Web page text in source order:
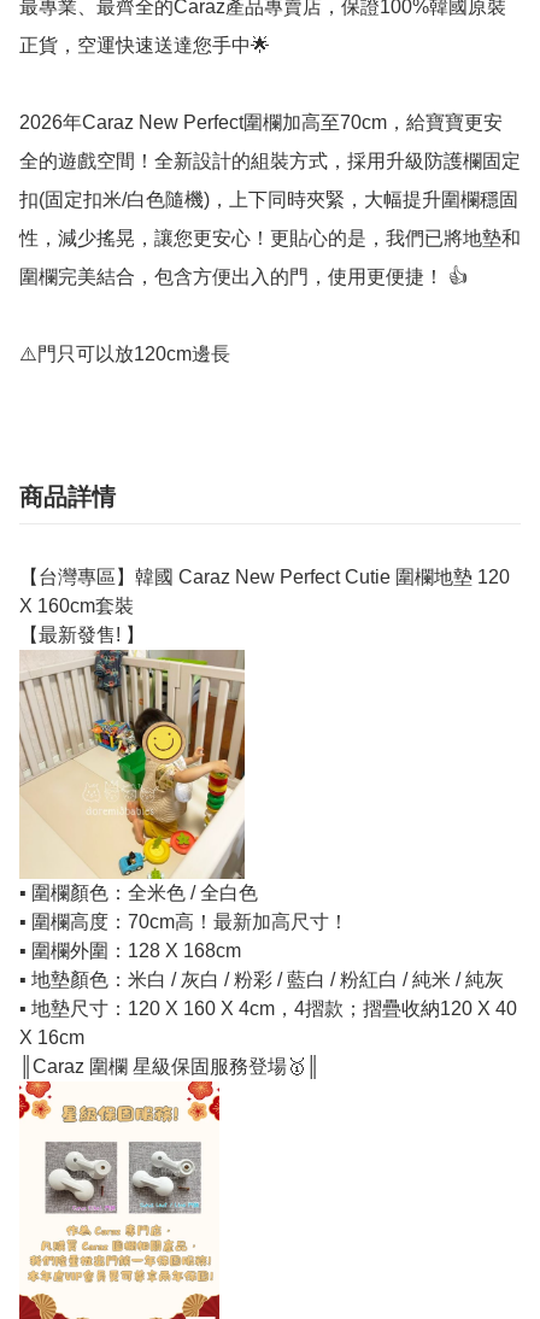
最專業、最齊全的Caraz產品專賣店，保證100%韓國原裝
正貨，空運快速送達您手中🌟
2026年Caraz New Perfect圍欄加高至70cm，給寶寶更安
全的遊戲空間！全新設計的組裝方式，採用升級防護欄固定
扣(固定扣米/白色隨機)，上下同時夾緊，大幅提升圍欄穩固
性，減少搖晃，讓您更安心！更貼心的是，我們已將地墊和
圍欄完美結合，包含方便出入的門，使用更便捷！ 👍
⚠️門只可以放120cm邊長
商品詳情
【台灣專區】韓國 Caraz New Perfect Cutie 圍欄地墊 120
X 160cm套裝
【最新發售! 】
▪️ 圍欄顏色：全米色 / 全白色
▪️ 圍欄高度：70cm高！最新加高尺寸！
▪️ 圍欄外圍：128 X 168cm
▪️ 地墊顏色：米白 / 灰白 / 粉彩 / 藍白 / 粉紅白 / 純米 / 純灰
▪️ 地墊尺寸：120 X 160 X 4cm，4摺款；摺疊收納120 X 40
X 16cm
║Caraz 圍欄 星級保固服務登場🥇║